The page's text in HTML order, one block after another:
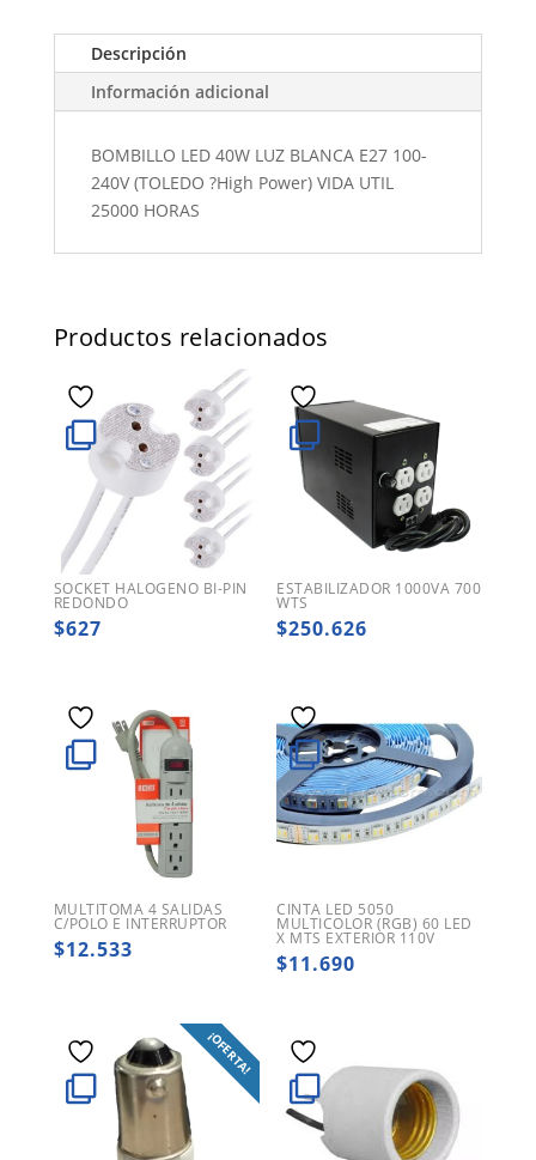
Descripción
Información adicional
BOMBILLO LED 40W LUZ BLANCA E27 100-
240V (TOLEDO ?High Power) VIDA UTIL
25000 HORAS
Productos relacionados
SOCKET HALOGENO BI-PIN
REDONDO
$627
ESTABILIZADOR 1000VA 700
WTS
$250.626
MULTITOMA 4 SALIDAS
C/POLO E INTERRUPTOR
$12.533
CINTA LED 5050
MULTICOLOR (RGB) 60 LED
X MTS EXTERIOR 110V
$11.690
¡OFERTA!